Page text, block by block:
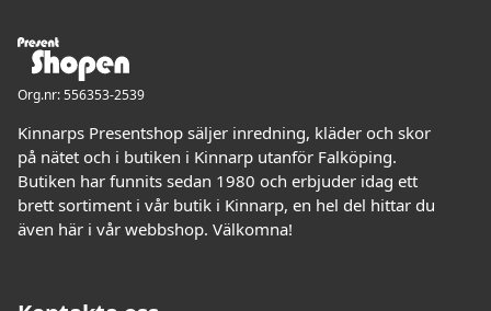
Org.nr: 556353-2539
Kinnarps Presentshop säljer inredning, kläder och skor
på nätet och i butiken i Kinnarp utanför Falköping.
Butiken har funnits sedan 1980 och erbjuder idag ett
brett sortiment i vår butik i Kinnarp, en hel del hittar du
även här i vår webbshop. Välkomna!